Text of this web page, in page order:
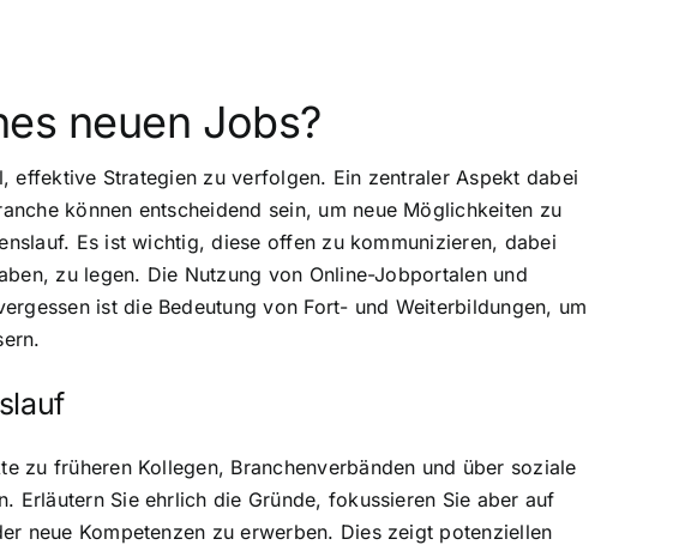
neuen Jobs?
effektive Strategien zu verfolgen. Ein zentraler Aspekt dabei
können entscheidend sein, um neue Möglichkeiten zu
Es ist wichtig, diese offen zu kommunizieren, dabei
zu legen. Die Nutzung von Online-Jobportalen und
ist die Bedeutung von Fort- und Weiterbildungen, um
zu früheren Kollegen, Branchenverbänden und über soziale
Erläutern Sie ehrlich die Gründe, fokussieren Sie aber auf
neue Kompetenzen zu erwerben. Dies zeigt potenziellen